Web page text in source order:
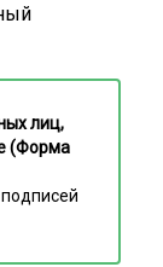
лиц,
(Форма